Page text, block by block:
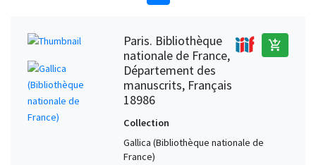
Paris. Bibliothèque
nationale de France,
Département des
manuscrits, Français
18986
add_shopping_cart
Collection
Gallica (Bibliothèque nationale de
France)